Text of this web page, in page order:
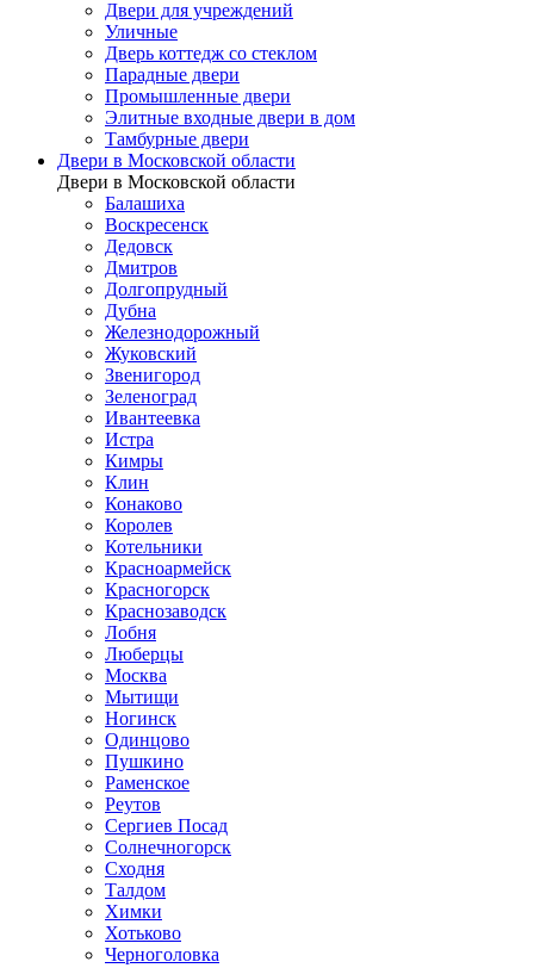
Двери для учреждений
Уличные
Дверь коттедж со стеклом
Парадные двери
Промышленные двери
Элитные входные двери в дом
Тамбурные двери
Двери в Московской области
Двери в Московской области
Балашиха
Воскресенск
Дедовск
Дмитров
Долгопрудный
Дубна
Железнодорожный
Жуковский
Звенигород
Зеленоград
Ивантеевка
Истра
Кимры
Клин
Конаково
Королев
Котельники
Красноармейск
Красногорск
Краснозаводск
Лобня
Люберцы
Москва
Мытищи
Ногинск
Одинцово
Пушкино
Раменское
Реутов
Сергиев Посад
Солнечногорск
Сходня
Талдом
Химки
Хотьково
Черноголовка